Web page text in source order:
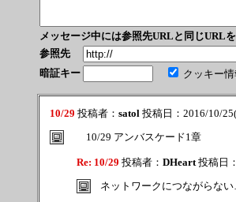
メッセージ中には参照先URLと同じURL
参照先
暗証キー
クッキー
10/29 投稿者： satol 投稿日：2016/10/
10/29 アンバスケード1章
Re: 10/29 投稿者： DHeart投稿日
ネットワークにつながらな